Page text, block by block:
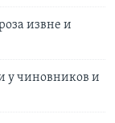
извне и
у чиновников и